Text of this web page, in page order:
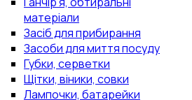
матеріали
Засіб для прибирання
Засоби для миття посуду
Губки, серветки
Щітки, віники, совки
Лампочки, батарейки